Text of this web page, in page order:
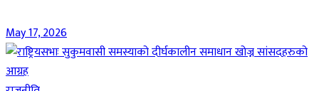
May 17, 2026